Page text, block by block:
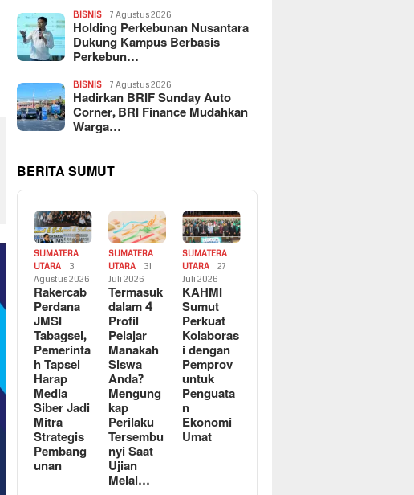
BISNIS 7 Agustus 2026
Holding Perkebunan Nusantara
Dukung Kampus Berbasis
Perkebun…
BISNIS 7 Agustus 2026
Hadirkan BRIF Sunday Auto
Corner, BRI Finance Mudahkan
Warga…
BERITA SUMUT
SUMATERA
UTARA
3
Agustus 2026
Rakercab
Perdana
JMSI
Tabagsel,
Pemerinta
h Tapsel
Harap
Media
Siber Jadi
Mitra
Strategis
Pembang
unan
SUMATERA
UTARA
31
Juli 2026
Termasuk
dalam 4
Profil
Pelajar
Manakah
Siswa
Anda?
Mengung
kap
Perilaku
Tersembu
nyi Saat
Ujian
Melal…
SUMATERA
UTARA
27
Juli 2026
KAHMI
Sumut
Perkuat
Kolaboras
i dengan
Pemprov
untuk
Penguata
n
Ekonomi
Umat